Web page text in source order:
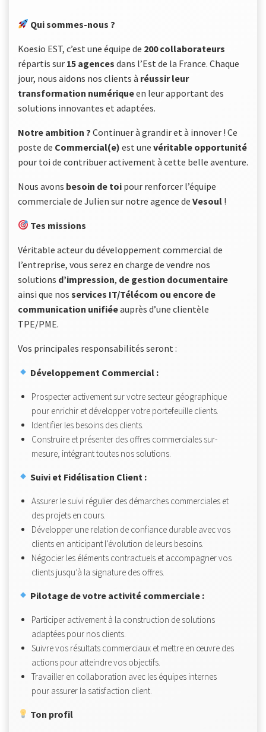
Qui sommes-nous ?
Koesio EST, c’est une équipe de 200 collaborateurs
répartis sur 15 agences dans l’Est de la France. Chaque
jour, nous aidons nos clients à réussir leur
transformation numériqueen leur apportant des
solutions innovantes et adaptées.
Notre ambition ? Continuer à grandir et à innover ! Ce
poste de Commercial(e) est une véritable opportunité
pour toi de contribuer activement à cette belle aventure.
Nous avons besoin de toi pour renforcer l’équipe
commerciale de Julien sur notre agence de Vesoul !
Tes missions
Véritable acteur du développement commercial de
l’entreprise, vous serez en charge de vendre nos
solutions d’impression, de gestion documentaire
ainsi que nos services IT/Télécom ou encore de
communication unifiéeauprès d’une clientèle
TPE/PME.
Vos principales responsabilités seront :
Développement Commercial :
Prospecter activement sur votre secteur géographique
pour enrichir et développer votre portefeuille clients.
Identifier les besoins des clients.
Construire et présenter des offres commerciales sur-
mesure, intégrant toutes nos solutions.
Suivi et Fidélisation Client :
Assurer le suivi régulier des démarches commerciales et
des projets en cours.
Développer une relation de confiance durable avec vos
clients en anticipant l’évolution de leurs besoins.
Négocier les éléments contractuels et accompagner vos
clients jusqu’à la signature des offres.
Pilotage de votre activité commerciale :
Participer activement à la construction de solutions
adaptées pour nos clients.
Suivre vos résultats commerciaux et mettre en œuvre des
actions pour atteindre vos objectifs.
Travailler en collaboration avec les équipes internes
pour assurer la satisfaction client.
Ton profil